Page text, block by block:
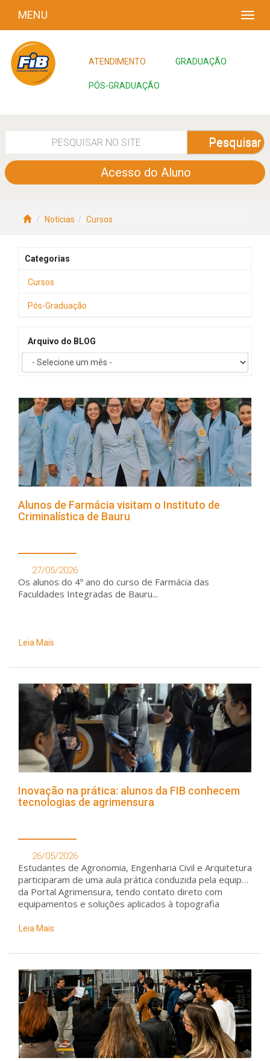
MENU
ATENDIMENTO GRADUAÇÃO
PÓS-GRADUAÇÃO
Pesquisar
Acesso do Aluno
Notícias Cursos
Categorias
Cursos
Pós-Graduação
Arquivo do BLOG
Alunos de Farmácia visitam o Instituto de
Criminalística de Bauru
27/05/2026
Os alunos do 4º ano do curso de Farmácia das
Faculdades Integradas de Bauru...
Leia Mais
Inovação na prática: alunos da FIB conhecem
tecnologias de agrimensura
26/05/2026
Estudantes de Agronomia, Engenharia Civil e Arquitetura
participaram de uma aula prática conduzida pela equipe
da Portal Agrimensura, tendo contato direto com
equipamentos e soluções aplicados à topografia
Leia Mais